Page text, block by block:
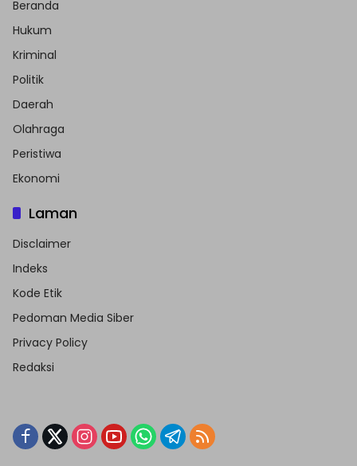
Beranda
Hukum
Kriminal
Politik
Daerah
Olahraga
Peristiwa
Ekonomi
Laman
Disclaimer
Indeks
Kode Etik
Pedoman Media Siber
Privacy Policy
Redaksi